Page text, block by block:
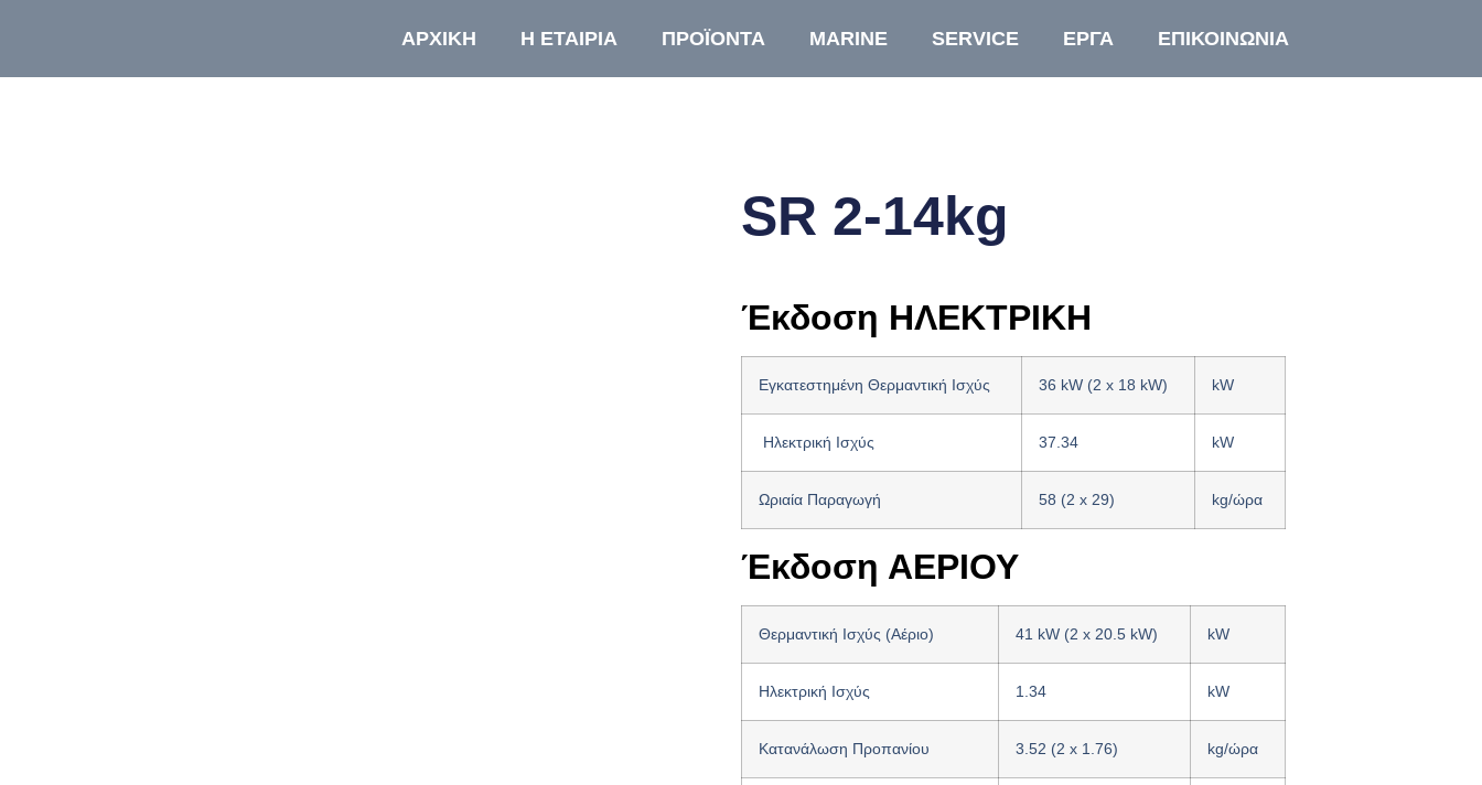
ΑΡΧΙΚΗ Η ΕΤΑΙΡΙΑ ΠΡΟΪΟΝΤΑ MARINE SERVICE ΕΡΓΑ ΕΠΙΚΟΙΝΩΝΙΑ
SR 2-14kg
Έκδοση ΗΛΕΚΤΡΙΚΗ
Εγκατεστημένη Θερμαντική Ισχύς 36 kW (2 x 18 kW) kW
Ηλεκτρική Ισχύς 37.34 kW
Ωριαία Παραγωγή 58 (2 x 29) kg/ώρα
Έκδοση ΑΕΡΙΟΥ
Θερμαντική Ισχύς (Αέριο) 41 kW (2 x 20.5 kW) kW
Ηλεκτρική Ισχύς 1.34 kW
Κατανάλωση Προπανίου 3.52 (2 x 1.76) kg/ώρα